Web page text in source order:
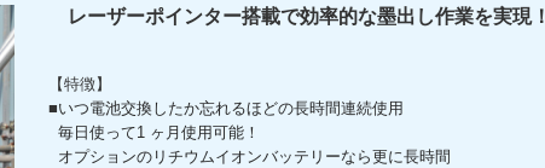
レーザーポインター搭載で効率的な墨出し作業を実現！
【特徴】
■いつ電池交換したか忘れるほどの長時間連続使用
毎日使って1 ヶ月使用可能！
オプションのリチウムイオンバッテリーなら更に長時間